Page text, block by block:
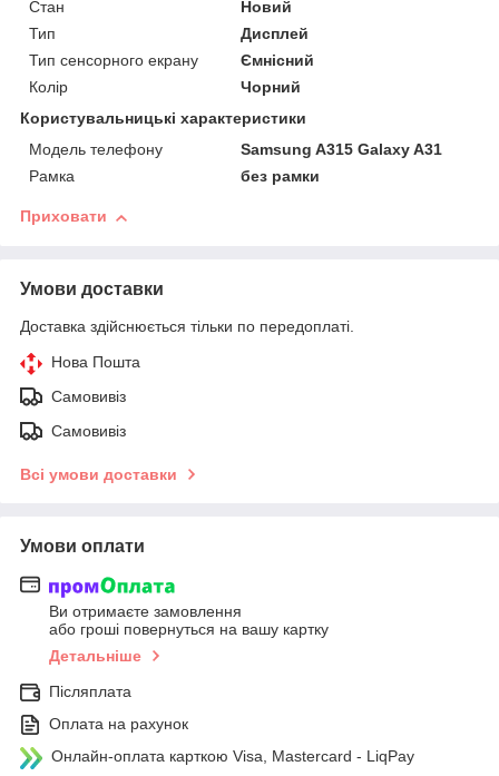
Стан
Новий
Тип
Дисплей
Тип сенсорного екрану
Ємнісний
Колір
Чорний
Користувальницькі характеристики
Модель телефону
Samsung A315 Galaxy A31
Рамка
без рамки
Приховати
Умови доставки
Доставка здійснюється тільки по передоплаті.
Нова Пошта
Самовивіз
Самовивіз
Всі умови доставки
Умови оплати
Ви отримаєте замовлення
або гроші повернуться на вашу картку
Детальніше
Післяплата
Оплата на рахунок
Онлайн-оплата карткою Visa, Mastercard - LiqPay